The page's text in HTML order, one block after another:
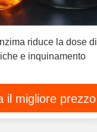
riduce la dose di
e inquinamento
il migliore prezzo